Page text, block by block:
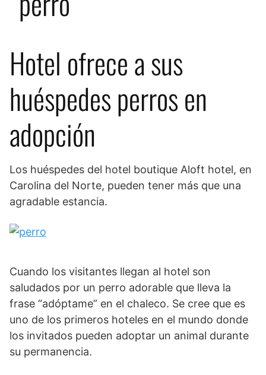
Hotel ofrece a sus
huéspedes perros en
adopción
Los huéspedes del hotel boutique Aloft hotel, en
Carolina del Norte, pueden tener más que una
agradable estancia.
Cuando los visitantes llegan al hotel son
saludados por un perro adorable que lleva la
frase “adóptame” en el chaleco. Se cree que es
uno de los primeros hoteles en el mundo donde
los invitados pueden adoptar un animal durante
su permanencia.